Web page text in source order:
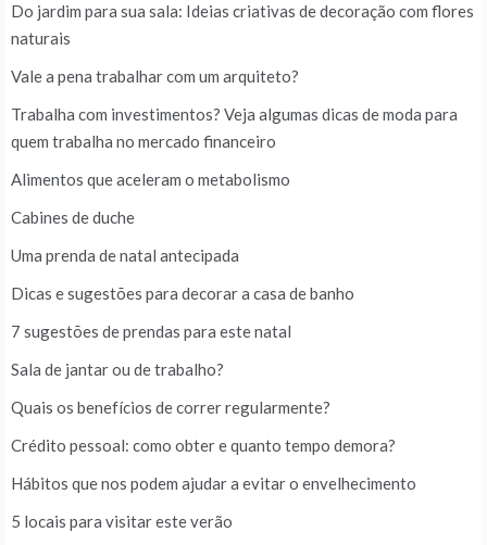
Do jardim para sua sala: Ideias criativas de decoração com flores
naturais
Vale a pena trabalhar com um arquiteto?
Trabalha com investimentos? Veja algumas dicas de moda para
quem trabalha no mercado financeiro
Alimentos que aceleram o metabolismo
Cabines de duche
Uma prenda de natal antecipada
Dicas e sugestões para decorar a casa de banho
7 sugestões de prendas para este natal
Sala de jantar ou de trabalho?
Quais os benefícios de correr regularmente?
Crédito pessoal: como obter e quanto tempo demora?
Hábitos que nos podem ajudar a evitar o envelhecimento
5 locais para visitar este verão